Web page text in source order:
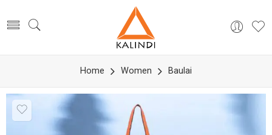
Home Women Baulai